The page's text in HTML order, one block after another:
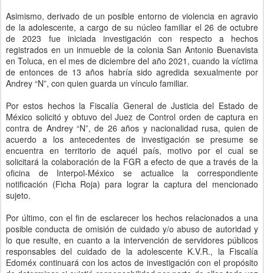
Asimismo, derivado de un posible entorno de violencia en agravio
de la adolescente, a cargo de su núcleo familiar el 26 de octubre
de 2023 fue iniciada investigación con respecto a hechos
registrados en un inmueble de la colonia San Antonio Buenavista
en Toluca, en el mes de diciembre del año 2021, cuando la víctima
de entonces de 13 años habría sido agredida sexualmente por
Andrey “N”, con quien guarda un vínculo familiar.
Por estos hechos la Fiscalía General de Justicia del Estado de
México solicitó y obtuvo del Juez de Control orden de captura en
contra de Andrey “N”, de 26 años y nacionalidad rusa, quien de
acuerdo a los antecedentes de investigación se presume se
encuentra en territorio de aquél país, motivo por el cual se
solicitará la colaboración de la FGR a efecto de que a través de la
oficina de Interpol-México se actualice la correspondiente
notificación (Ficha Roja) para lograr la captura del mencionado
sujeto.
Por último, con el fin de esclarecer los hechos relacionados a una
posible conducta de omisión de cuidado y/o abuso de autoridad y
lo que resulte, en cuanto a la intervención de servidores públicos
responsables del cuidado de la adolescente K.V.R., la Fiscalía
Edoméx continuará con los actos de investigación con el propósito